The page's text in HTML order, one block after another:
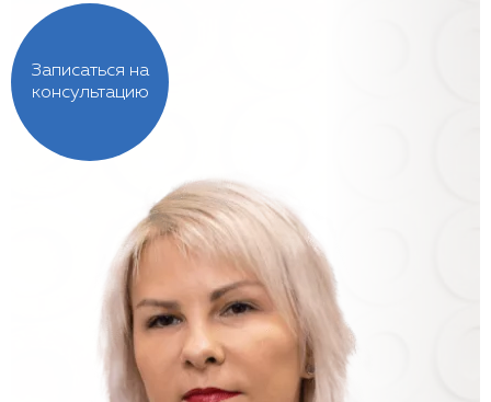
Записаться на
консультацию